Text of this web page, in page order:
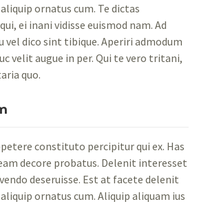
ornatus cum. Te dictas
ei inani vidisse euismod nam. Ad
vel dico sint tibique. Aperiri admodum
velit augue in per. Qui te vero tritani,
quo.
constituto percipitur qui ex. Has
decore probatus. Delenit interesset
deseruisse. Est at facete delenit
ornatus cum. Aliquip aliquam ius